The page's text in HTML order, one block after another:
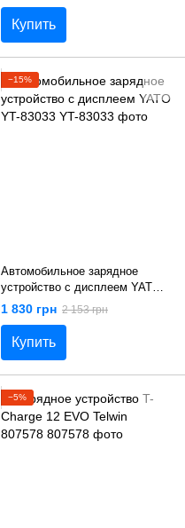
Купить
−15%
Автомобильное зарядное
устройство с дисплеем YATO
YT-83033
1 830 грн 2 153 грн
Купить
−5%